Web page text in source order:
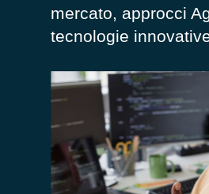
mercato, approcci
tecnologie